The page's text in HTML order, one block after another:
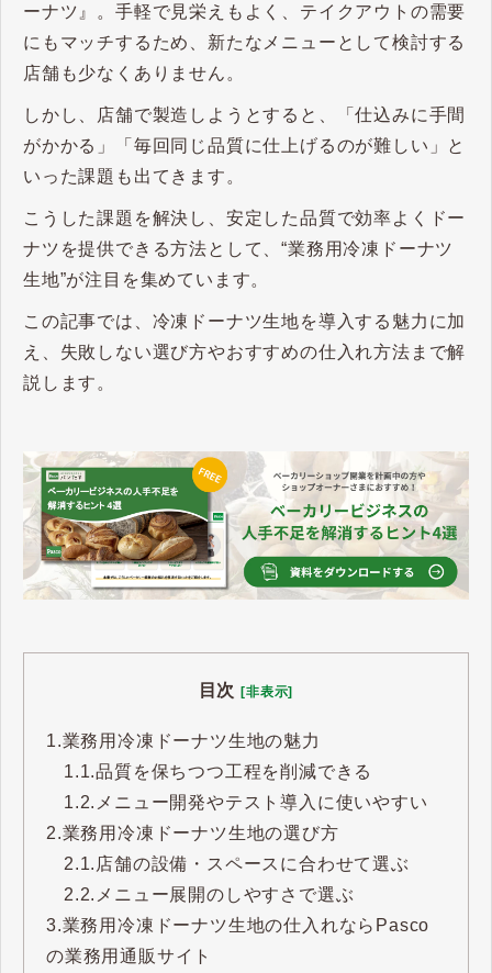
ーナツ』。手軽で見栄えもよく、テイクアウトの需要
にもマッチするため、新たなメニューとして検討する
店舗も少なくありません。
しかし、店舗で製造しようとすると、「仕込みに手間
がかかる」「毎回同じ品質に仕上げるのが難しい」と
いった課題も出てきます。
こうした課題を解決し、安定した品質で効率よくドー
ナツを提供できる方法として、“業務用冷凍ドーナツ
生地”が注目を集めています。
この記事では、冷凍ドーナツ生地を導入する魅力に加
え、失敗しない選び方やおすすめの仕入れ方法まで解
説します。
目次 [非表示]
1.業務用冷凍ドーナツ生地の魅力
1.1.品質を保ちつつ工程を削減できる
1.2. メニュー開発やテスト導入に使いやすい
2.業務用冷凍ドーナツ生地の選び方
2.1. 店舗の設備・スペースに合わせて選ぶ
2.2. メニュー展開のしやすさで選ぶ
3.業務用冷凍ドーナツ生地の仕入れならPasco
の業務用通販サイト